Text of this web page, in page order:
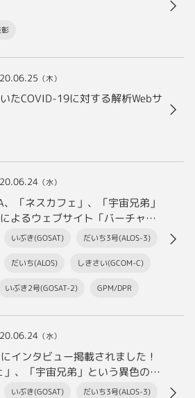
（木）
たCOVID-19に対する解析Webサ
（水）
「ネスカフェ」、「宇宙兄弟」
よるウェブサイト「バーチャル
たのか～宇宙とコーヒーを通し
いぶき(GOSAT) だいち3号(ALOS-3)
だいち(ALOS) しきさい(GCOM-C)
いぶき2号(GOSAT-2) GPM/DPR
（水）
インタビュー掲載されました！
、「宇宙兄弟」という異色のコ
ト「バーチャル科学館」はなぜ
いぶき(GOSAT) だいち3号(ALOS-3)